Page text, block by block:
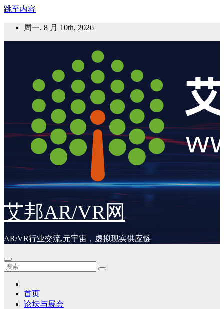
跳至内容
周一. 8 月 10th, 2026
艾邦AR/VR网
AR/VR行业交流,元宇宙，虚拟现实供应链
首页
论坛与展会